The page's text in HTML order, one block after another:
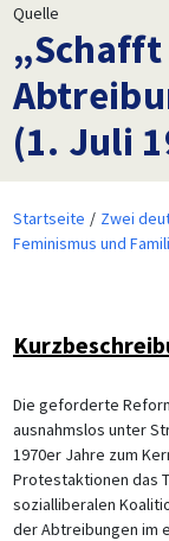
Quelle
„Schafft
(1. Juli
Startseite
Zwei
Feminismus und
Die geforderte
ausnahmslos unter
1970er Jahre zum
Protestaktionen das
sozialliberalen
der Abtreibungen im